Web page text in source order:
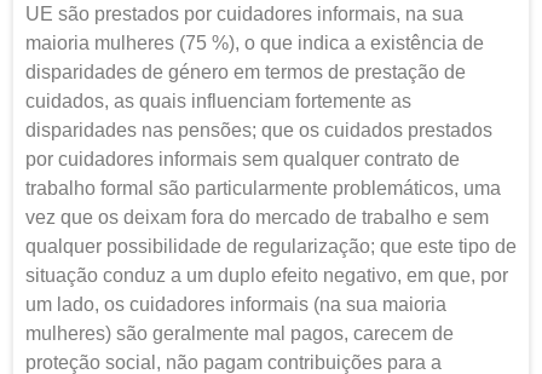
UE são prestados por cuidadores informais, na sua
maioria mulheres (75 %), o que indica a existência de
disparidades de género em termos de prestação de
cuidados, as quais influenciam fortemente as
disparidades nas pensões; que os cuidados prestados
por cuidadores informais sem qualquer contrato de
trabalho formal são particularmente problemáticos, uma
vez que os deixam fora do mercado de trabalho e sem
qualquer possibilidade de regularização; que este tipo de
situação conduz a um duplo efeito negativo, em que, por
um lado, os cuidadores informais (na sua maioria
mulheres) são geralmente mal pagos, carecem de
proteção social, não pagam contribuições para a